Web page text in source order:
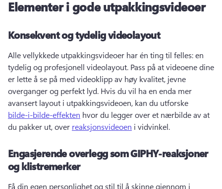
Elementer i gode utpakkingsvideoer
Konsekvent og tydelig videolayout
Alle vellykkede utpakkingsvideoer har én ting til felles: en
tydelig og profesjonell videolayout. Pass på at videoene dine
er lette å se på med videoklipp av høy kvalitet, jevne
overganger og perfekt lyd. Hvis du vil ha en enda mer
avansert layout i utpakkingsvideoen, kan du utforske
bilde-i-bilde-effekten hvor du legger over et nærbilde av at
du pakker ut, over reaksjonsvideoen i vidvinkel.
Engasjerende overlegg som GIPHY-reaksjoner
og klistremerker
Få din egen personlighet og stil til å skinne gjennom i